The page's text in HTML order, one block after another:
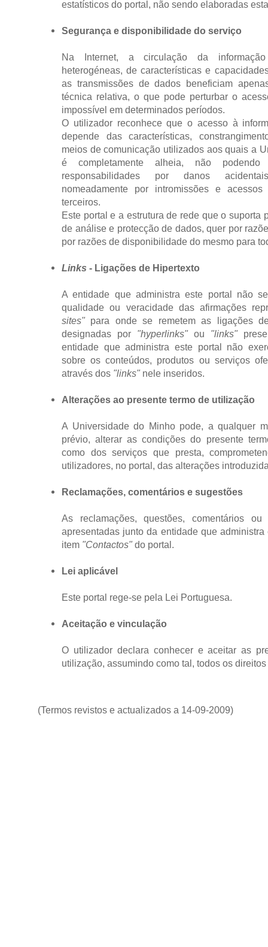
estatísticos do portal, não sendo elaboradas
Segurança e disponibilidade do serviço
Na Internet, a circulação da
heterogéneas, de características e
as transmissões de dados beneficiam
técnica relativa, o que pode perturbar o
impossível em determinados períodos.
O utilizador reconhece que o acesso à
depende das características,
meios de comunicação utilizados aos quais a
é completamente alheia, não podendo
responsabilidades por danos
nomeadamente por intromissões e
terceiros.
Este portal e a estrutura de rede que o suporta
de análise e protecção de dados, quer por
por razões de disponibilidade do mesmo para
Links - Ligações de Hipertexto
A entidade que administra este portal não
qualidade ou veracidade das afirmações
sites" para onde se remetem as ligações
designadas por "hyperlinks" ou "links"
entidade que administra este portal não
sobre os conteúdos, produtos ou serviços
através dos "links" nele inseridos.
Alterações ao presente termo de utilização
A Universidade do Minho pode, a qualquer
prévio, alterar as condições do presente
como dos serviços que presta,
utilizadores, no portal, das alterações
Reclamações, comentários e sugestões
As reclamações, questões, comentários
apresentadas junto da entidade que
item "Contactos" do portal.
Lei aplicável
Este portal rege-se pela Lei Portuguesa.
Aceitação e vinculação
O utilizador declara conhecer e aceitar as
utilização, assumindo como tal, todos os
(Termos revistos e actualizados a 14-09-2009)